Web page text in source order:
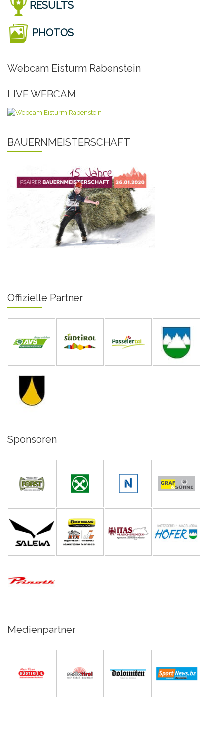
RESULTS
PHOTOS
Webcam Eisturm Rabenstein
LIVE WEBCAM
BAUERNMEISTERSCHAFT
Offizielle Partner
Sponsoren
Medienpartner